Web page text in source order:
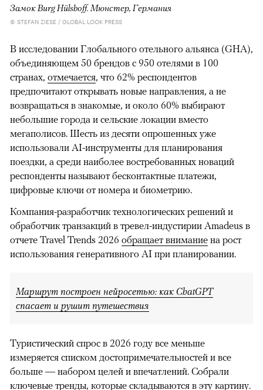
Замок Burg Hülshoff. Мюнстер, Германия
© STEFAN ZIESE / GLOBAL LOOK PRESS
В исследовании Глобального отельного альянса (GHA),
объединяющем 50 брендов с 950 отелями в 100
странах, отмечается, что 62% респондентов
предпочитают открывать новые направления, а не
возвращаться в знакомые, и около 60% выбирают
небольшие города и сельские локации вместо
мегаполисов. Шесть из десяти опрошенных уже
использовали AI-инструменты для планирования
поездки, а среди наиболее востребованных новаций
респонденты называют бесконтактные платежи,
цифровые ключи от номера и биометрию.
Компания-разработчик технологических решений и
обработчик транзакций в тревел-индустирии Amadeus в
отчете Travel Trends 2026 обращает внимание на рост
использования генеративного AI при планировании.
Маршрут построен нейросетью: как ChatGPT
спасает и рушит путешествия
Туристический спрос в 2026 году все меньше
измеряется списком достопримечательностей и все
больше — набором целей и впечатлений. Собрали
ключевые тренды, которые складываются в эту картину.